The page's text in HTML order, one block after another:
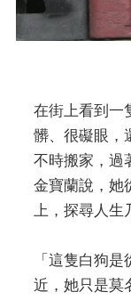
在街上看到一
髒、很礙眼，
不時搬家，過
金寶蘭說，她
上，探尋人生
「這隻白狗
近，她只是莫